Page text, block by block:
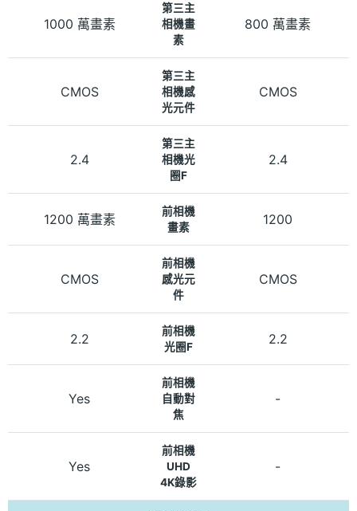
1000 萬畫素
第三主
相機畫
素
800 萬畫素
CMOS
第三主
相機感
光元件
CMOS
2.4
第三主
相機光
圈F
2.4
1200 萬畫素
前相機
畫素
1200
CMOS
前相機
感光元
件
CMOS
2.2
前相機
光圈F
2.2
Yes
前相機
自動對
焦
-
Yes
前相機
UHD
4K錄影
-